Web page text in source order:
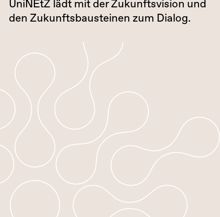
UniNEtZ lädt mit der Zukunftsvision und
den Zukunftsbausteinen zum Dialog.